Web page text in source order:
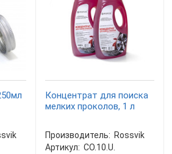
Концентрат для поиска
мелких проколов, 1 л
Производитель: Rossvik
Артикул: CO.10.U.